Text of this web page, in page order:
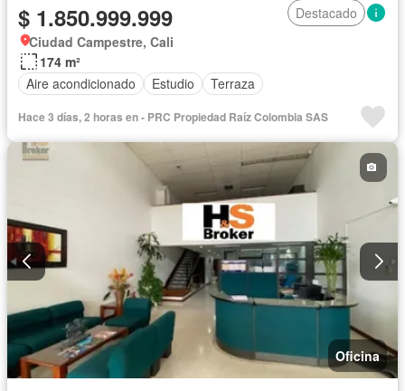
$ 1.850.999.999
Destacado
Ciudad Campestre, Cali
174 m²
Aire acondicionado
Estudio Terraza
Hace 3 días, 2 horas en - PRC Propiedad Raíz Colombia SAS
Oficina